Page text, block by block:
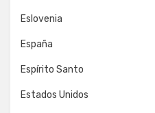
Eslovenia
España
Espírito Santo
Estados Unidos